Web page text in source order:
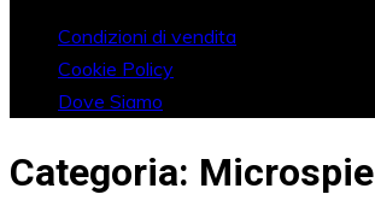
Condizioni di vendita
Cookie Policy
Dove Siamo
Categoria: Microspie